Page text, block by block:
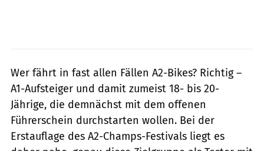
Wer fährt in fast allen Fällen A2-Bikes? Richtig –
A1-Aufsteiger und damit zumeist 18- bis 20-
Jährige, die demnächst mit dem offenen
Führerschein durchstarten wollen. Bei der
Erstauflage des A2-Champs-Festivals liegt es